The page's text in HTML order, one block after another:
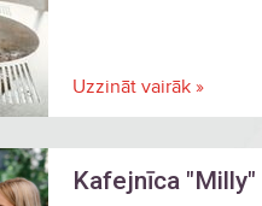
Uzzināt vairāk »
Kafejnīca "Milly"